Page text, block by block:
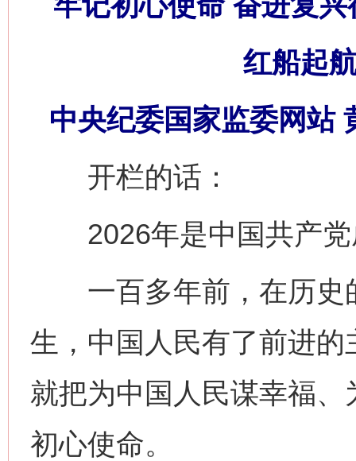
红船起
中央纪委国家监委网站
开栏的话：
2026年是中国共产党
一百多年前，在历史
生，中国人民有了前进
就把为中国人民谋幸福
初心使命。